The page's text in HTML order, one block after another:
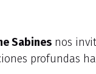
Sabines nos
profundas